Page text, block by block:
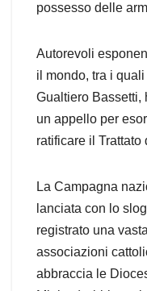
possesso delle
Autorevoli
il mondo, tra i
Gualtiero Bassetti,
un appello per
ratificare il
La Campagna
lanciata con lo
registrato una
associazioni
abbraccia le